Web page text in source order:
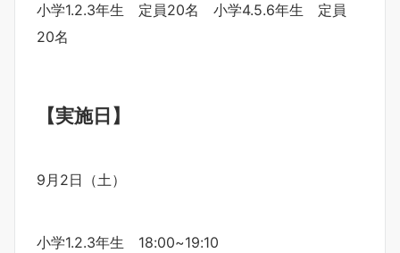
小学1.2.3年生 定員20名 小学4.5.6年生 定員
20名
【実施日】
9月2日（土）
小学1.2.3年生 18:00~19:10